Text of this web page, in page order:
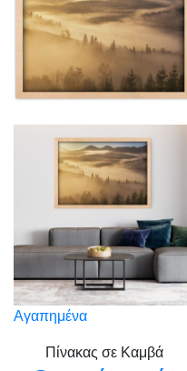
Αγαπημένα
Πίνακας σε Καμβά